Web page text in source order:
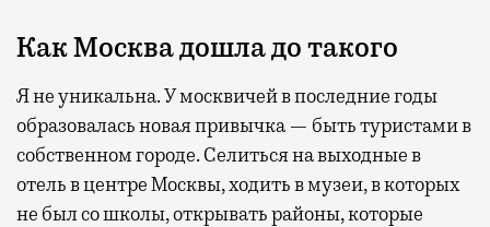
Как Москва дошла до такого
Я не уникальна. У москвичей в последние годы
образовалась новая привычка — быть туристами в
собственном городе. Селиться на выходные в
отель в центре Москвы, ходить в музеи, в которых
не был со школы, открывать районы, которые